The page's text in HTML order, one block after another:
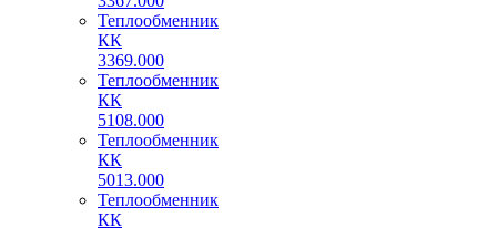
Теплообменник
КК
3369.000
Теплообменник
КК
5108.000
Теплообменник
КК
5013.000
Теплообменник
КК